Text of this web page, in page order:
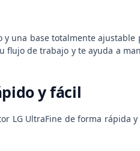
una base totalmente
de trabajo y te ayuda a
y fácil
LG UltraFine de forma rápida